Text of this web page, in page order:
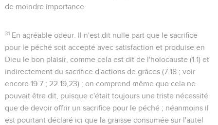
de moindre importance.
31 En agréable odeur . Il n'est dit nulle part que le sacrifice
pour le péché soit accepté avec satisfaction et produise en
Dieu le bon plaisir , comme cela est dit de l'holocauste (1.1) et
indirectement du sacrifice d'actions de grâces (7.18 ; voir
encore 19.7 ; 22.19,23) ; on comprend même que cela ne
pouvait être dit, puisque c'était toujours une triste nécessité
que de devoir offrir un sacrifice pour le péché ; néanmoins il
est pourtant déclaré ici que la graisse consumée sur l'autel